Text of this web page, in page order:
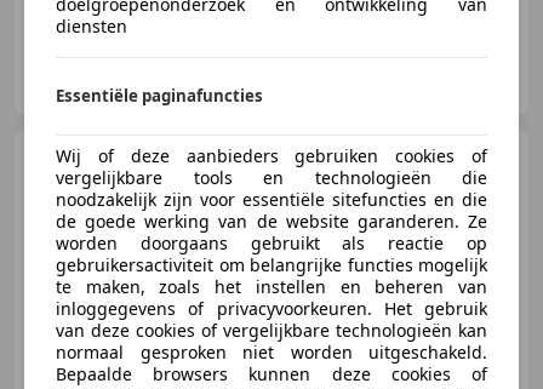
NL-4451 HN HEINKENSZAND
Bentley Continental
Flying Spur 6.0 W12
€ 37.450
diensten
Essentiële paginafuncties
Wij of deze aanbieders gebruiken cookies of
vergelijkbare tools en technologieën die
noodzakelijk zijn voor essentiële sitefuncties en die
de goede werking van de website garanderen. Ze
worden doorgaans gebruikt als reactie op
gebruikersactiviteit om belangrijke functies mogelijk
te maken, zoals het instellen en beheren van
inloggegevens of privacyvoorkeuren. Het gebruik
van deze cookies of vergelijkbare technologieën kan
normaal gesproken niet worden uitgeschakeld.
Bepaalde browsers kunnen deze cookies of